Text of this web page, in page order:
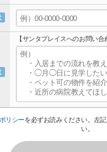
【サンタプレイスへのお問い合
リシーを必ずお読みください。左
い。